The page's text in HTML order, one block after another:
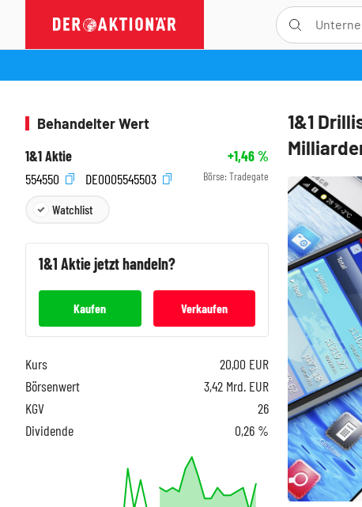
1&1
Behandelter Wert
1&1 Aktie
+1,46%
554550
DE0005545503 Börse: Tradegate
Watchlist
1&1 Aktie jetzt handeln?
Kaufen Verkaufen
Kurs 20,00 EUR
Börsenwert
3,42 Mrd. EUR
KGV
26
Dividende
0,26 %